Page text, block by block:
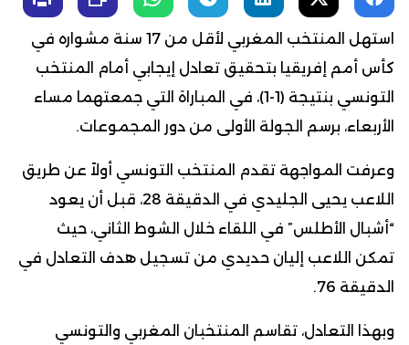
استهل المنتخب المغربي لأقل من 17 سنة مشواره في
كأس أمم إفريقيا بتحقيق تعادل إيجابي أمام المنتخب
التونسي بنتيجة (1-1)، في المباراة التي جمعتهما مساء
الأربعاء، برسم الجولة الأولى من دور المجموعات.
وعرفت المواجهة تقدم المنتخب التونسي أولاً عن طريق
اللاعب يحيى الجليدي في الدقيقة 28، قبل أن يعود
“أشبال الأطلس” في اللقاء خلال الشوط الثاني، حيث
تمكن اللاعب إليان حديدي من تسجيل هدف التعادل في
الدقيقة 76.
وبهذا التعادل، تقاسم المنتخبان المغربي والتونسي